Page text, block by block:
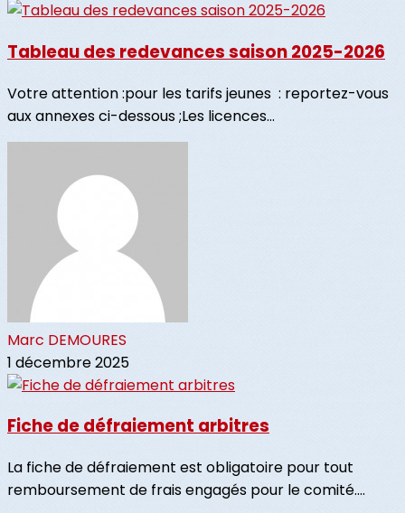
Tableau des redevances saison 2025-2026
Votre attention :pour les tarifs jeunes : reportez-vous
aux annexes ci-dessous ;Les licences...
Marc DEMOURES
1 décembre 2025
Fiche de défraiement arbitres
La fiche de défraiement est obligatoire pour tout
remboursement de frais engagés pour le comité....